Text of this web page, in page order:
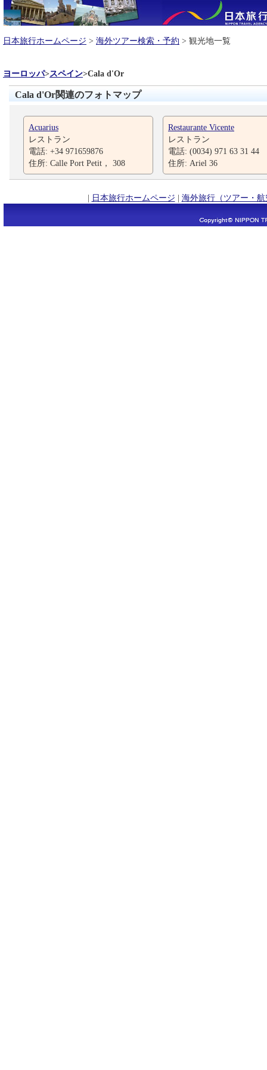
日本旅行ホームページ > 海外ツアー検索・予約 > 観光地一覧
ヨーロッパ>スペイン>Cala d'Or
Cala d'Or関連のフォトマップ
Acuarius
レストラン
電話: +34 971659876
住所: Calle Port Petit， 308
Restaurante Vicente
レストラン
電話: (0034) 971 63 31 44
住所: Ariel 36
| 日本旅行ホームページ | 海外旅行（ツアー・航